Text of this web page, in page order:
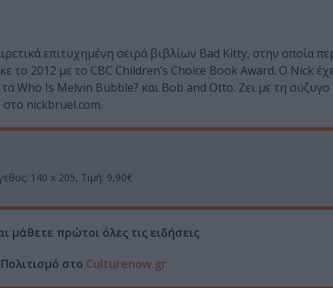
επιτυχημένη σειρά βιβλίων Bad Kitty, στην οποία
2012 με το CBC Children’s Choice Book Award. Ο Nick
Who Is Melvin Bubble? και Bob and Otto. Ζει με τη σύζυγο
στο nickbruel.com.
140 x 205, Τιμή: 9,90€
μάθετε πρώτοι όλες τις ειδήσεις
στο Culturenow.gr